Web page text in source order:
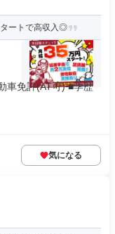
ートで高収入◎
車免許(AT可) ■学歴
気になる